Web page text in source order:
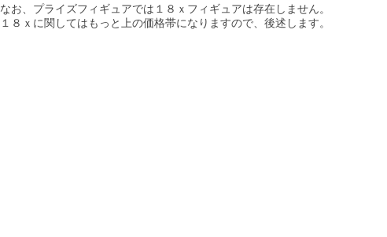
なお、プライズフィギュアでは１８ｘフィギュアは存在しません。
１８ｘに関してはもっと上の価格帯になりますので、後述します。